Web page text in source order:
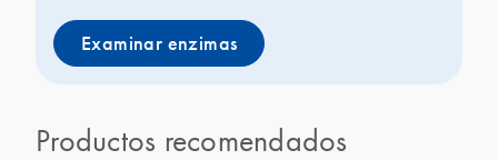
Examinar enzimas
Productos recomendados